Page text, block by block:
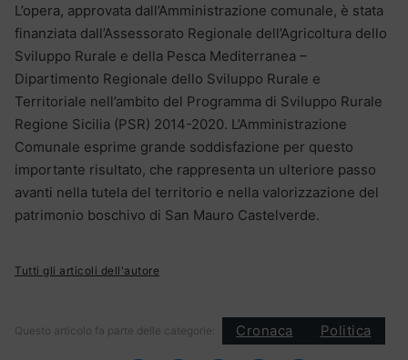
L’opera, approvata dall’Amministrazione comunale, è stata
finanziata dall’Assessorato Regionale dell’Agricoltura dello
Sviluppo Rurale e della Pesca Mediterranea –
Dipartimento Regionale dello Sviluppo Rurale e
Territoriale nell’ambito del Programma di Sviluppo Rurale
Regione Sicilia (PSR) 2014-2020. L’Amministrazione
Comunale esprime grande soddisfazione per questo
importante risultato, che rappresenta un ulteriore passo
avanti nella tutela del territorio e nella valorizzazione del
patrimonio boschivo di San Mauro Castelverde.
Tutti gli articoli dell'autore
Questo articolo fa parte delle categorie: Cronaca Politica